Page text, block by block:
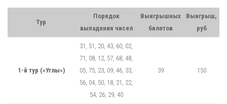
Тур
Порядок
выпадения чисел
Выигрышных
билетов
Выигрыш,
руб
1-й тур («Углы»)
31, 51, 20, 43, 60, 02,
71, 08, 12, 57, 68, 48,
05, 75, 23, 09, 46, 33,
56, 04, 50, 18, 21, 22,
54, 26, 29, 40
39 150